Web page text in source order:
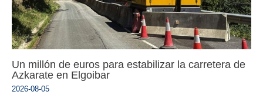
Un millón de euros para estabilizar la carretera de
Azkarate en Elgoibar
2026-08-05